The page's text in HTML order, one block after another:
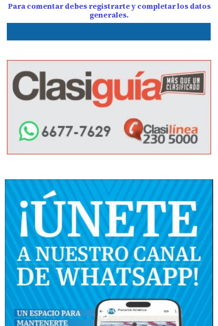
Para comentar debes registrarte y completar los datos
generales.